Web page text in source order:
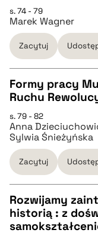
pobierz cytat
BIBTEX
s. 74 - 79
Marek Wagner
Zacytuj
pobierz cytat
BIBTEX
pobierz cytat
Formy pracy
Ruchu
s. 79 - 82
Anna
Sylwia Śnieżyńska
Zacytuj
CZYSTY TEKST
Rozwijamy
historią : z